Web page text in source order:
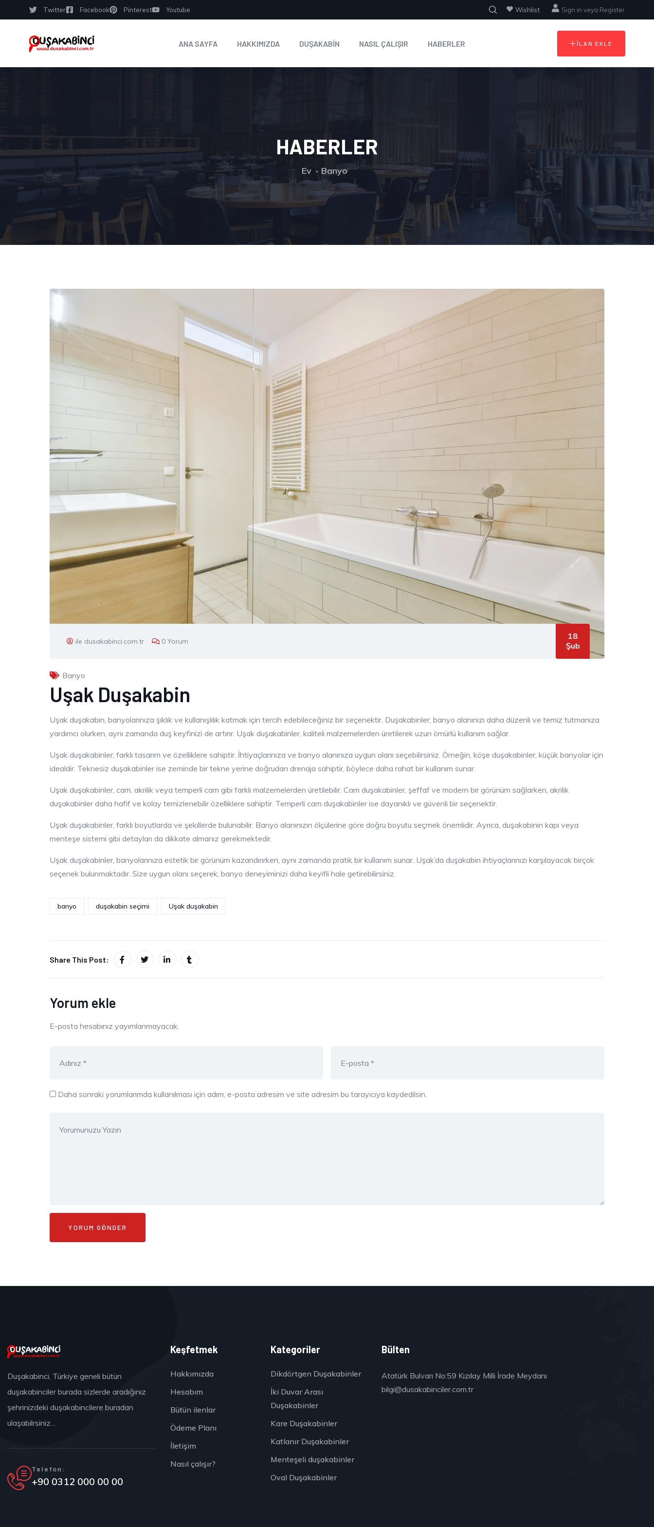
Twitter Facebook Pinterest Youtube Wishlist Sign in veya Register
ANA SAYFA HAKKIMIZDA DUŞAKABİN NASIL ÇALIŞIR HABERLER İLAN EKLE
HABERLER
Ev Banyo
ile dusakabinci.com.tr 0 Yorum
18
Şub
Banyo
Uşak Duşakabin
Uşak duşakabin, banyolarınıza şıklık ve kullanışlılık katmak için tercih edebileceğiniz bir seçenektir. Duşakabinler, banyo alanınızı daha düzenli ve temiz tutmanıza
yardımcı olurken, aynı zamanda duş keyfinizi de artırır. Uşak duşakabinler, kaliteli malzemelerden üretilerek uzun ömürlü kullanım sağlar.
Uşak duşakabinler, farklı tasarım ve özelliklere sahiptir. İhtiyaçlarınıza ve banyo alanınıza uygun olanı seçebilirsiniz. Örneğin, köşe duşakabinler, küçük banyolar için
idealdir. Teknesiz duşakabinler ise zeminde bir tekne yerine doğrudan drenaja sahiptir, böylece daha rahat bir kullanım sunar.
Uşak duşakabinler, cam, akrilik veya temperli cam gibi farklı malzemelerden üretilebilir. Cam duşakabinler, şeffaf ve modern bir görünüm sağlarken, akrilik
duşakabinler daha hafif ve kolay temizlenebilir özelliklere sahiptir. Temperli cam duşakabinler ise dayanıklı ve güvenli bir seçenektir.
Uşak duşakabinler, farklı boyutlarda ve şekillerde bulunabilir. Banyo alanınızın ölçülerine göre doğru boyutu seçmek önemlidir. Ayrıca, duşakabinin kapı veya
menteşe sistemi gibi detayları da dikkate almanız gerekmektedir.
Uşak duşakabinler, banyolarınıza estetik bir görünüm kazandırırken, aynı zamanda pratik bir kullanım sunar. Uşak’da duşakabin ihtiyaçlarınızı karşılayacak birçok
seçenek bulunmaktadır. Size uygun olanı seçerek, banyo deneyiminizi daha keyifli hale getirebilirsiniz.
banyo duşakabin seçimi Uşak duşakabin
Share This Post:
Yorum ekle
E-posta hesabınız yayımlanmayacak.
Daha sonraki yorumlarımda kullanılması için adım, e-posta adresim ve site adresim bu tarayıcıya kaydedilsin.
Duşakabinci, Türkiye geneli bütün
duşakabinciler burada sizlerde aradığınız
şehrinizdeki duşakabincilere buradan
ulaşabilrsiniz…
Telefon:
+90 0312 000 00 00
Keşfetmek
Hakkımızda
Hesabım
Bütün ilenlar
Ödeme Planı
İletişim
Nasıl çalışır?
Kategoriler
Dikdörtgen Duşakabinler
İki Duvar Arası
Duşakabinler
Kare Duşakabinler
Katlanır Duşakabinler
Menteşeli duşakabinler
Oval Duşakabinler
Bülten
Atatürk Bulvarı No:59 Kızılay Milli İrade Meydanı
bilgi@dusakabinciler.com.tr